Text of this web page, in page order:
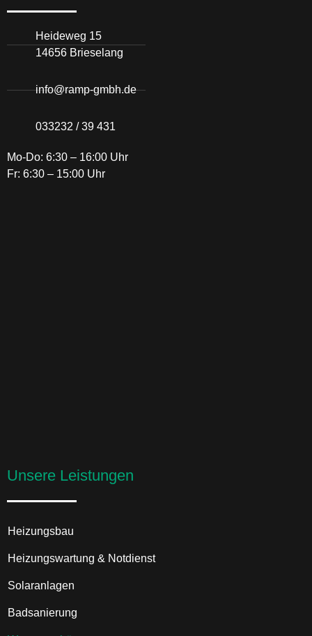
Heideweg 15
14656 Brieselang
info@ramp-gmbh.de
033232 / 39 431
Mo-Do: 6:30 – 16:00 Uhr
Fr: 6:30 – 15:00 Uhr
Unsere Leistungen
Heizungsbau
Heizungswartung & Notdienst
Solaranlagen
Badsanierung